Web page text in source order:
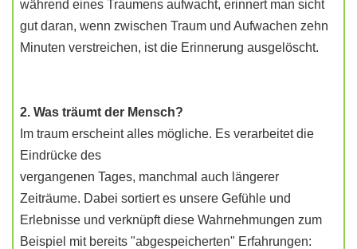
während eines Traumens aufwacht, erinnert man sicht
gut daran, wenn zwischen Traum und Aufwachen zehn
Minuten verstreichen, ist die Erinnerung ausgelöscht.
2. Was träumt der Mensch?
Im traum erscheint alles mögliche. Es verarbeitet die
Eindrücke des
vergangenen Tages, manchmal auch längerer
Zeiträume. Dabei sortiert es unsere Gefühle und
Erlebnisse und verknüpft diese Wahrnehmungen zum
Beispiel mit bereits "abgespeicherten" Erfahrungen: